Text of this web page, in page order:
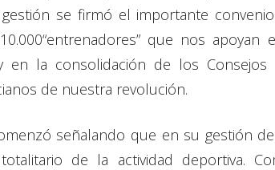
se firmó el importante
que nos
en la consolidación de los
de nuestra revolución.
señalando que en su gestión
de la actividad deportiva.